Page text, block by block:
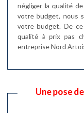
négliger la qualité
votre budget, nous
votre budget. De
qualité à prix pas
entreprise Nord
Une pose